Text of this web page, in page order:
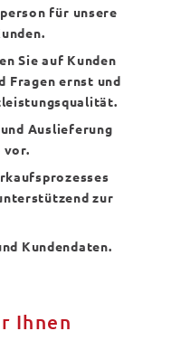
für unsere
Sie auf Kunden
Fragen ernst und
Auslieferung
vor.
zur
Kundendaten.
Ihnen